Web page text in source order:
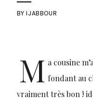
BYIJABBOUR
M a cousine
fondant au
vraiment très bon !